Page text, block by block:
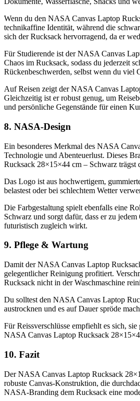
Wenn du den NASA Canvas Laptop
technikaffine Identität, während die
sich der Rucksack hervorragend, da er
Für Studierende ist der NASA Canvas
Chaos im Rucksack, sodass du jederzeit
Rückenbeschwerden, selbst wenn du viel
Auf Reisen zeigt der NASA Canvas
Gleichzeitig ist er robust genug, um
und persönliche Gegenstände für einen
8. NASA-Design
Ein besonderes Merkmal des NASA
Technologie und Abenteuerlust. Dieses
Rucksack 28×15×44 cm – Schwarz trägst
Das Logo ist aus hochwertigem,
belastest oder bei schlechtem Wetter
Die Farbgestaltung spielt ebenfalls eine
Schwarz und sorgt dafür, dass er zu
futuristisch zugleich wirkt.
9. Pflege & Wartung
Damit der NASA Canvas Laptop
gelegentlicher Reinigung profitiert.
Rucksack nicht in der Waschmaschine
Du solltest den NASA Canvas Laptop
austrocknen und es auf Dauer spröde
Für Reissverschlüsse empfiehlt es sich,
NASA Canvas Laptop Rucksack
10. Fazit
Der NASA Canvas Laptop Rucksack
robuste Canvas-Konstruktion, die
NASA-Branding dem Rucksack eine